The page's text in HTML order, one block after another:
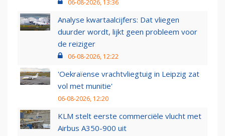
06-08-2026, 13:36
Analyse kwartaalcijfers: Dat vliegen
duurder wordt, lijkt geen probleem voor
de reiziger
06-08-2026, 12:22
'Oekraïense vrachtvliegtuig in Leipzig zat
vol met munitie'
06-08-2026, 12:20
KLM stelt eerste commerciële vlucht met
Airbus A350-900 uit